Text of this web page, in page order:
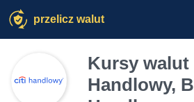
przelicz walut
Kursy walut
Handlowy,